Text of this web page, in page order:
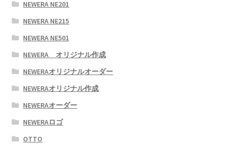
NEWERA NE201
NEWERA NE215
NEWERA NE501
NEWERA オリジナル作成
NEWERAオリジナルオーダー
NEWERAオリジナル作成
NEWERAオーダー
NEWERAロゴ
OTTO